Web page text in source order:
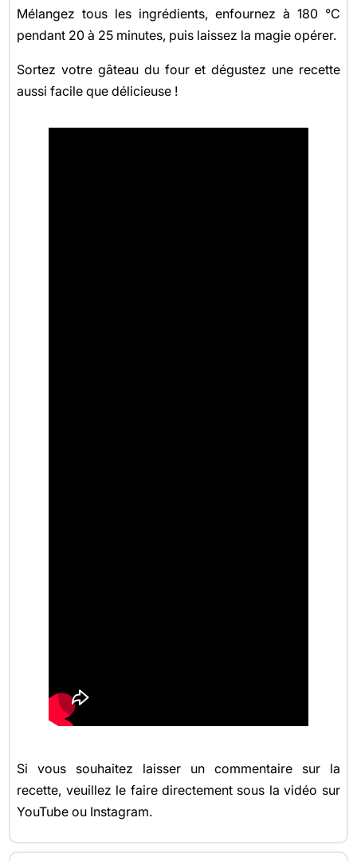
Mélangez tous les ingrédients, enfournez à 180 °C
pendant 20 à 25 minutes, puis laissez la magie opérer.
Sortez votre gâteau du four et dégustez une recette
aussi facile que délicieuse !
Si vous souhaitez laisser un commentaire sur la
recette, veuillez le faire directement sous la vidéo sur
YouTube ou Instagram.